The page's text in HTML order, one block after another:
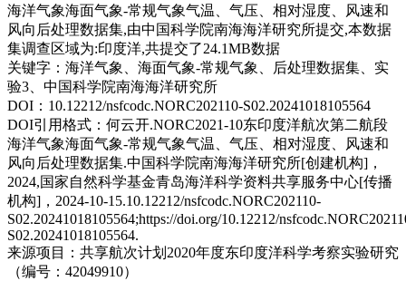
海洋气象海面气象-常规气象气温、气压、相对湿度、风速和
风向后处理数据集,由中国科学院南海海洋研究所提交,本数据
集调查区域为:印度洋,共提交了24.1MB数据
关键字： 海洋气象、海面气象-常规气象、后处理数据集、实
验3、中国科学院南海海洋研究所
DOI： 10.12212/nsfcodc.NORC202110-S02.20241018105564
DOI引用格式： 何云开.NORC2021-10东印度洋航次第二航段
海洋气象海面气象-常规气象气温、气压、相对湿度、风速和
风向后处理数据集.中国科学院南海海洋研究所[创建机构]，
2024,国家自然科学基金青岛海洋科学资料共享服务中心[传播
机构]，2024-10-15.10.12212/nsfcodc.NORC202110-
S02.20241018105564;https://doi.org/10.12212/
S02.20241018105564.
来源项目： 共享航次计划2020年度东印度洋科学考察实验研究
（编号：42049910）